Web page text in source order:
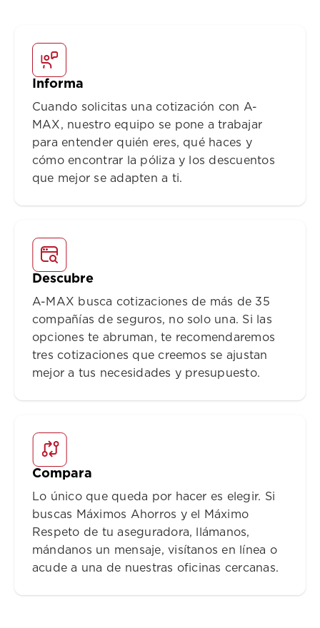
Informa
Cuando solicitas una cotización con A-
MAX, nuestro equipo se pone a trabajar
para entender quién eres, qué haces y
cómo encontrar la póliza y los descuentos
que mejor se adapten a ti.
Descubre
A-MAX busca cotizaciones de más de 35
compañías de seguros, no solo una. Si las
opciones te abruman, te recomendaremos
tres cotizaciones que creemos se ajustan
mejor a tus necesidades y presupuesto.
Compara
Lo único que queda por hacer es elegir. Si
buscas Máximos Ahorros y el Máximo
Respeto de tu aseguradora, llámanos,
mándanos un mensaje, visítanos en línea o
acude a una de nuestras oficinas cercanas.